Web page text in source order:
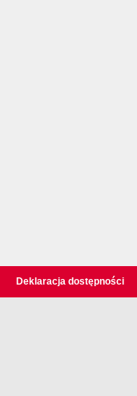
Deklaracja dostępności